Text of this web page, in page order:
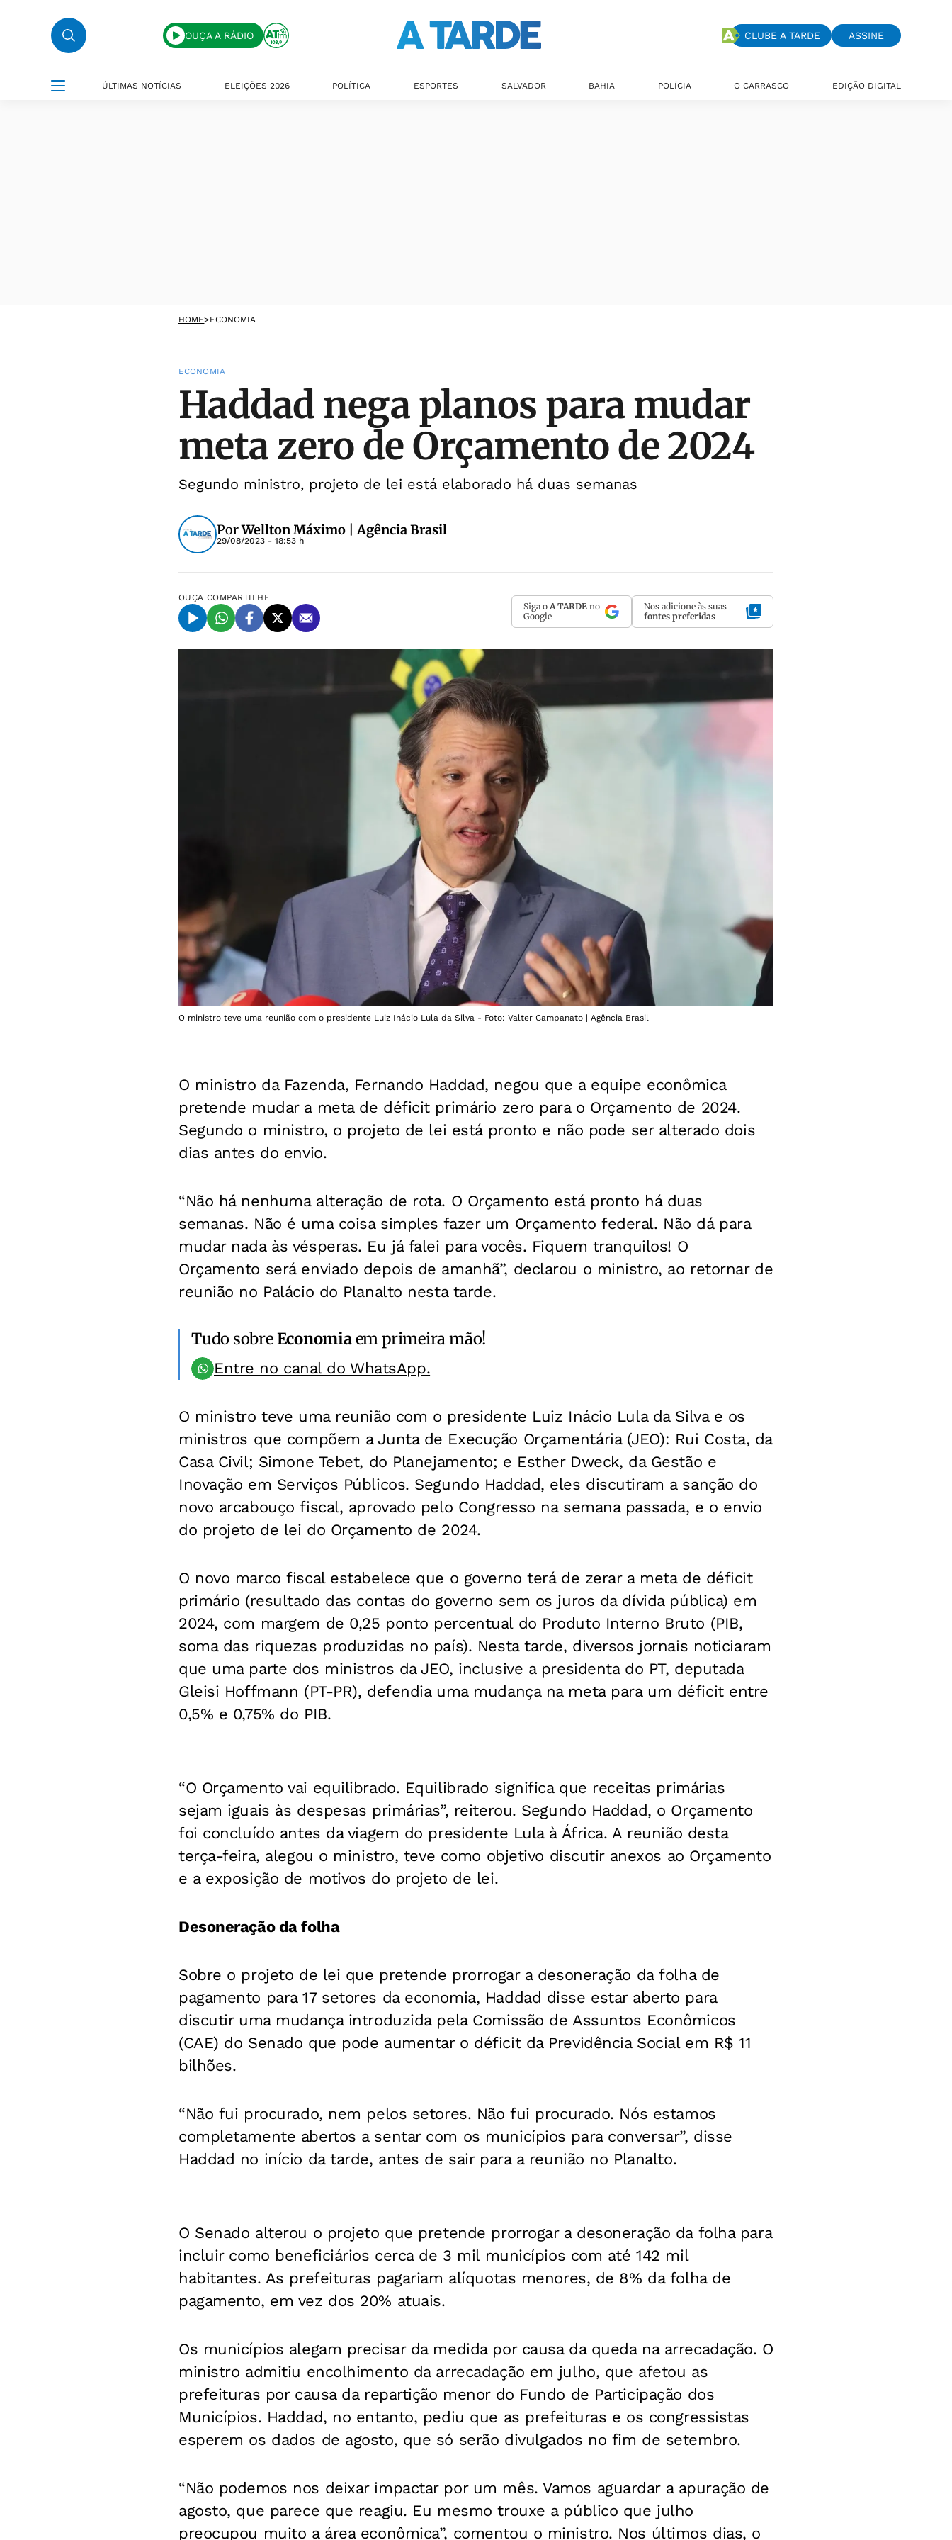
OUÇA A RÁDIO CLUBE A TARDE ASSINE
ÚLTIMAS NOTÍCIAS ELEIÇÕES 2026 POLÍTICA ESPORTES SALVADOR BAHIA POLÍCIA O CARRASCO EDIÇÃO DIGITAL
HOME>ECONOMIA
ECONOMIA
Haddad nega planos para mudar
meta zero de Orçamento de 2024
Segundo ministro, projeto de lei está elaborado há duas semanas
PorWellton Máximo | Agência Brasil
29/08/2023 - 18:53 h
OUÇA COMPARTILHE
Siga o A TARDE no
Google
Nos adicione às suas
fontes preferidas
O ministro teve uma reunião com o presidente Luiz Inácio Lula da Silva - Foto: Valter Campanato | Agência Brasil
O ministro da Fazenda, Fernando Haddad, negou que a equipe econômica
pretende mudar a meta de déficit primário zero para o Orçamento de 2024.
Segundo o ministro, o projeto de lei está pronto e não pode ser alterado dois
dias antes do envio.
“Não há nenhuma alteração de rota. O Orçamento está pronto há duas
semanas. Não é uma coisa simples fazer um Orçamento federal. Não dá para
mudar nada às vésperas. Eu já falei para vocês. Fiquem tranquilos! O
Orçamento será enviado depois de amanhã”, declarou o ministro, ao retornar de
reunião no Palácio do Planalto nesta tarde.
Tudo sobreEconomiaem primeira mão!
Entre no canal do WhatsApp.
O ministro teve uma reunião com o presidente Luiz Inácio Lula da Silva e os
ministros que compõem a Junta de Execução Orçamentária (JEO): Rui Costa, da
Casa Civil; Simone Tebet, do Planejamento; e Esther Dweck, da Gestão e
Inovação em Serviços Públicos. Segundo Haddad, eles discutiram a sanção do
novo arcabouço fiscal, aprovado pelo Congresso na semana passada, e o envio
do projeto de lei do Orçamento de 2024.
O novo marco fiscal estabelece que o governo terá de zerar a meta de déficit
primário (resultado das contas do governo sem os juros da dívida pública) em
2024, com margem de 0,25 ponto percentual do Produto Interno Bruto (PIB,
soma das riquezas produzidas no país). Nesta tarde, diversos jornais noticiaram
que uma parte dos ministros da JEO, inclusive a presidenta do PT, deputada
Gleisi Hoffmann (PT-PR), defendia uma mudança na meta para um déficit entre
0,5% e 0,75% do PIB.
“O Orçamento vai equilibrado. Equilibrado significa que receitas primárias
sejam iguais às despesas primárias”, reiterou. Segundo Haddad, o Orçamento
foi concluído antes da viagem do presidente Lula à África. A reunião desta
terça-feira, alegou o ministro, teve como objetivo discutir anexos ao Orçamento
e a exposição de motivos do projeto de lei.
Desoneração da folha
Sobre o projeto de lei que pretende prorrogar a desoneração da folha de
pagamento para 17 setores da economia, Haddad disse estar aberto para
discutir uma mudança introduzida pela Comissão de Assuntos Econômicos
(CAE) do Senado que pode aumentar o déficit da Previdência Social em R$ 11
bilhões.
“Não fui procurado, nem pelos setores. Não fui procurado. Nós estamos
completamente abertos a sentar com os municípios para conversar”, disse
Haddad no início da tarde, antes de sair para a reunião no Planalto.
O Senado alterou o projeto que pretende prorrogar a desoneração da folha para
incluir como beneficiários cerca de 3 mil municípios com até 142 mil
habitantes. As prefeituras pagariam alíquotas menores, de 8% da folha de
pagamento, em vez dos 20% atuais.
Os municípios alegam precisar da medida por causa da queda na arrecadação. O
ministro admitiu encolhimento da arrecadação em julho, que afetou as
prefeituras por causa da repartição menor do Fundo de Participação dos
Municípios. Haddad, no entanto, pediu que as prefeituras e os congressistas
esperem os dados de agosto, que só serão divulgados no fim de setembro.
“Não podemos nos deixar impactar por um mês. Vamos aguardar a apuração de
agosto, que parece que reagiu. Eu mesmo trouxe a público que julho
preocupou muito a área econômica”, comentou o ministro. Nos últimos dias, o